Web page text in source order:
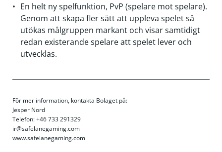
En helt ny spelfunktion, PvP (spelare mot spelare).
Genom att skapa fler sätt att uppleva spelet så
utökas målgruppen markant och visar samtidigt
redan existerande spelare att spelet lever och
utvecklas.
För mer information, kontakta Bolaget på:
Jesper Nord
Telefon: +46 733 291329
ir@safelanegaming.com
www.safelanegaming.com